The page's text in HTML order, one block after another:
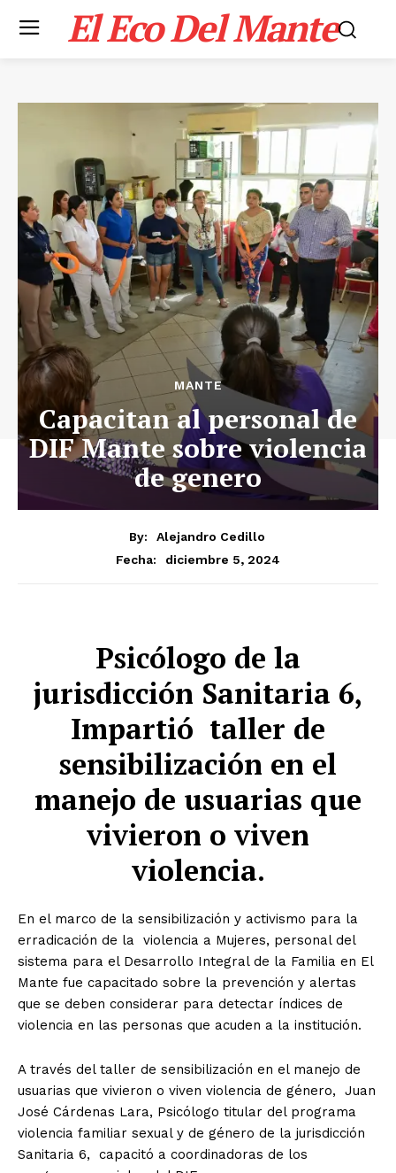
El Eco Del Mante
MANTE
Capacitan al personal de
DIF Mante sobre violencia
de genero
By:
Alejandro Cedillo
Fecha:
diciembre 5, 2024
Psicólogo de la
jurisdicción Sanitaria 6,
Impartió taller de
sensibilización en el
manejo de usuarias que
vivieron o viven
violencia.
En el marco de la sensibilización y activismo para la
erradicación de la violencia a Mujeres, personal del
sistema para el Desarrollo Integral de la Familia en El
Mante fue capacitado sobre la prevención y alertas
que se deben considerar para detectar índices de
violencia en las personas que acuden a la institución.
A través del taller de sensibilización en el manejo de
usuarias que vivieron o viven violencia de género, Juan
José Cárdenas Lara, Psicólogo titular del programa
violencia familiar sexual y de género de la jurisdicción
Sanitaria 6, capacitó a coordinadoras de los